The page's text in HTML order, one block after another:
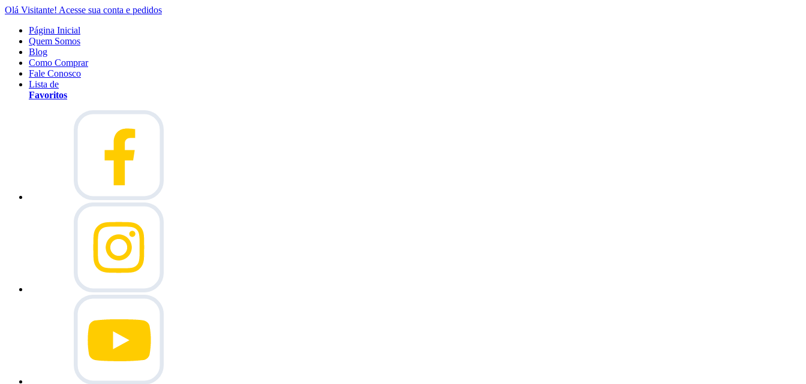
Olá Visitante! Acesse sua conta e pedidos
Página Inicial
Quem Somos
Blog
Como Comprar
Fale Conosco
Lista de
Favoritos